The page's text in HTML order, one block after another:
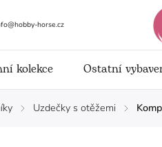
horse.cz
kolekce Ostatní
/ Uzdečky s otěžemi /